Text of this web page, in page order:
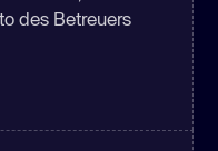
des Betreuers